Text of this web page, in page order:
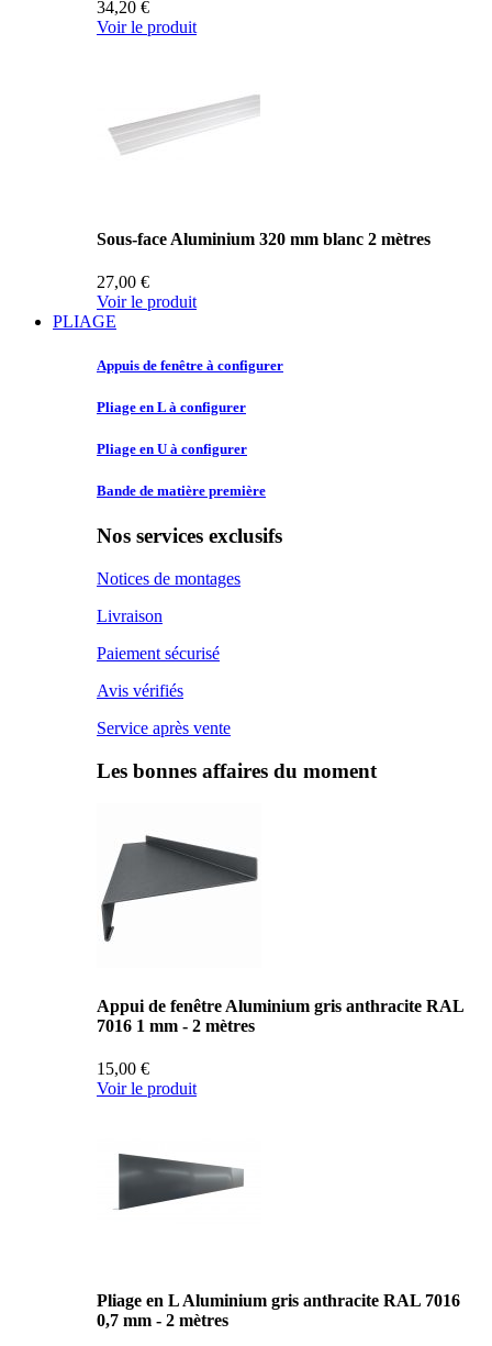
34,20 €
Voir le produit
Sous-face Aluminium 320 mm blanc 2 mètres
27,00 €
Voir le produit
PLIAGE
Appuis de fenêtre à configurer
Pliage en L à configurer
Pliage en U à configurer
Bande de matière première
Nos services exclusifs
Notices de montages
Livraison
Paiement sécurisé
Avis vérifiés
Service après vente
Les bonnes affaires du moment
Appui de fenêtre Aluminium gris anthracite RAL
7016 1 mm - 2 mètres
15,00 €
Voir le produit
Pliage en L Aluminium gris anthracite RAL 7016
0,7 mm - 2 mètres